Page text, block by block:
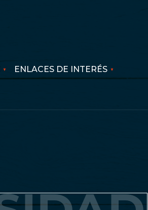
ENLACES DE INTERÉS